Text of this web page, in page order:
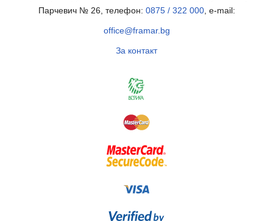
Парчевич № 26, телефон: 0875 / 322 000, e-mail:
office@framar.bg
За контакт